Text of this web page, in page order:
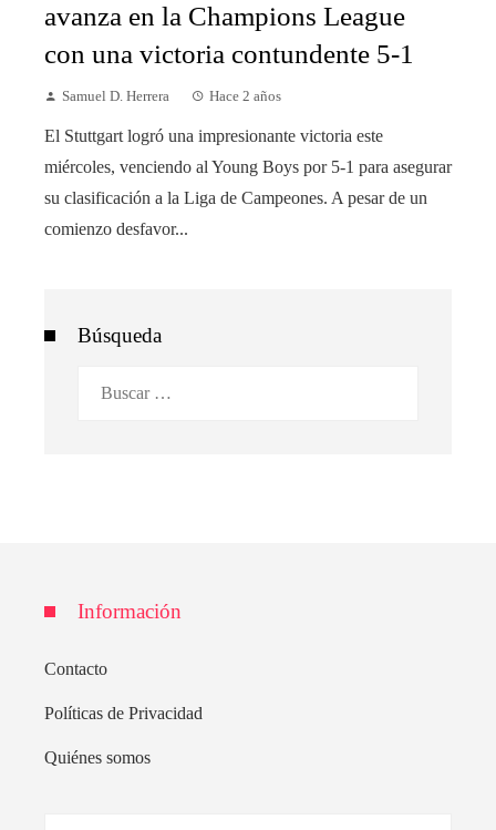
avanza en la Champions League
con una victoria contundente 5-1
Samuel D. Herrera Hace 2 años
El Stuttgart logró una impresionante victoria este
miércoles, venciendo al Young Boys por 5-1 para asegurar
su clasificación a la Liga de Campeones. A pesar de un
comienzo desfavor...
Búsqueda
Información
Contacto
Políticas de Privacidad
Quiénes somos